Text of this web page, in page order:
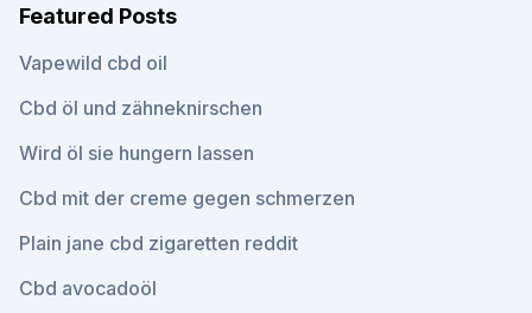
Featured Posts
Vapewild cbd oil
Cbd öl und zähneknirschen
Wird öl sie hungern lassen
Cbd mit der creme gegen schmerzen
Plain jane cbd zigaretten reddit
Cbd avocadoöl